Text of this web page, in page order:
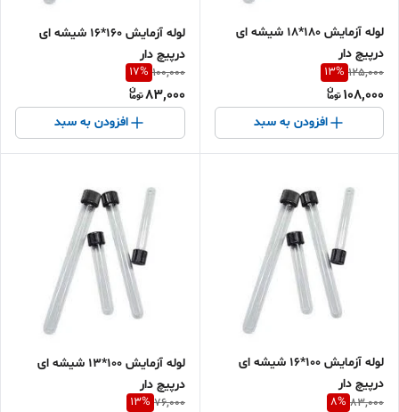
لوله آزمایش 180*18 شیشه ای
درپیچ دار
125,000
13%
108,000
افزودن به سبد
لوله آزمایش 160*16 شیشه ای
درپیچ دار
100,000
17%
83,000
افزودن به سبد
لوله آزمایش 100*16 شیشه ای
درپیچ دار
83,000
8%
لوله آزمایش 100*13 شیشه ای
درپیچ دار
76,000
13%